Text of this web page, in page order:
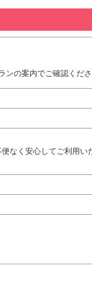
の案内でご確認くださ
なく安心してご利用い